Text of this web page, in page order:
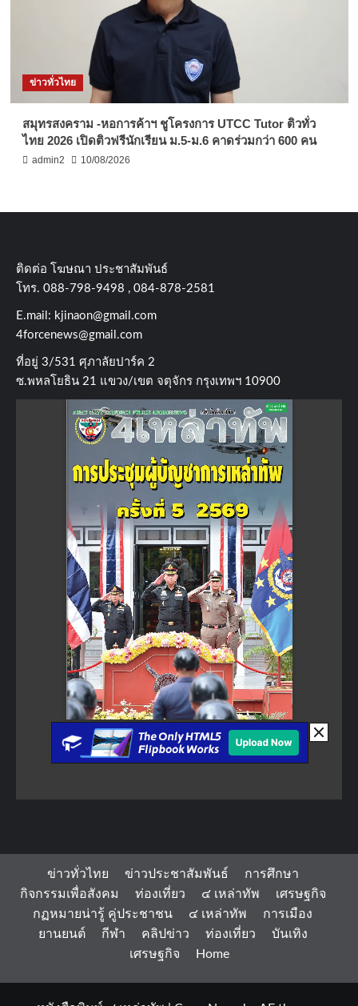
ข่าวทั่วไทย
สมุทรสงคราม -หอการค้าฯ ชูโครงการ UTCC Tutor ติวทั่ว
ไทย 2026 เปิดติวฟรีนักเรียน ม.5-ม.6 คาดร่วมกว่า 600 คน
admin2 10/08/2026
ติดต่อ​ โฆษณา​ ประชาสัมพันธ์
โทร​. 088-798-9498 , 084-878-2581
E.mail: kjinaon@gmail.com
4forcenews@gmail.com
ที่อยู่​ 3/531​ ศุภาลัยปาร์ค​ 2
ซ.พหลโยธิน​ 21​ แขวง/เขต​ จตุจักร​ กรุงเทพฯ 10900
ข่าวทั่วไทย ข่าวประชาสัมพันธ์
การศึกษา
กิจกรรมเพื่อสังคม
ท่องเที่ยว ๔ เหล่าทัพ
เศรษฐกิจ
กฏหมายน่ารู้ คู่ประชาชน
๔ เหล่าทัพ
การเมือง
ยานยนต์
กีฬา คลิปข่าว ท่องเที่ยว
บันเทิง
เศรษฐกิจ
Home